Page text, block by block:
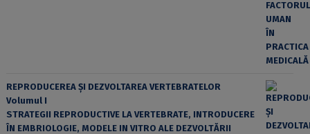
REPRODUCEREA ȘI DEZVOLTAREA VERTEBRATELOR
Volumul I
STRATEGII REPRODUCTIVE LA VERTEBRATE, INTRODUCERE
ÎN EMBRIOLOGIE, MODELE IN VITRO ALE DEZVOLTĂRII